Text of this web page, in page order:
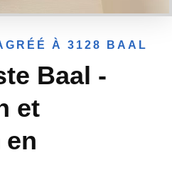
À 3128 BAAL
Baal -
et